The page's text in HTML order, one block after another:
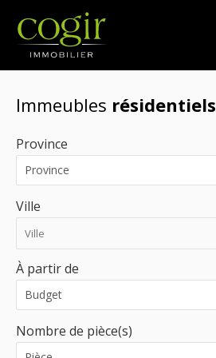
Emplois
Immeubles résidentiels
Province
Ville
À partir de
Nombre de pièce(s)